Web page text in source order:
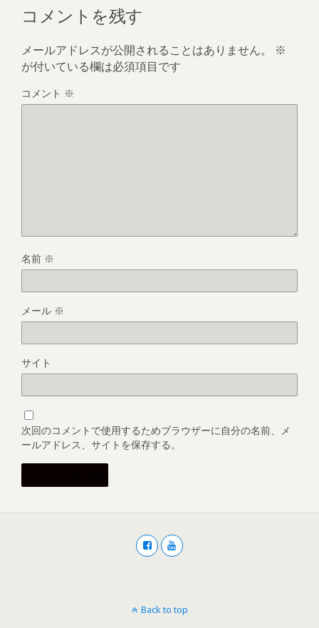
コメントを残す
メールアドレスが公開されることはありません。
※
が付いている欄は必須項目です
コメント ※
名前 ※
メール ※
サイト
次回のコメントで使用するためブラウザーに自分の名前、メ
ールアドレス、サイトを保存する。
Back to top